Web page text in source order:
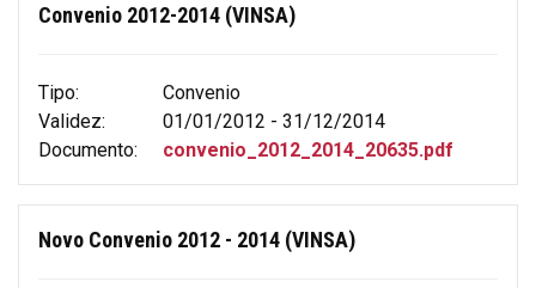
Convenio 2012-2014 (VINSA)
Tipo:
Convenio
Validez:
01/01/2012 - 31/12/2014
Documento:
convenio_2012_2014_20635.pdf
Novo Convenio 2012 - 2014 (VINSA)